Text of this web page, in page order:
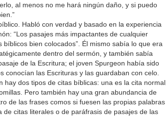
al menos no me hará ningún daño, y si puedo
Habló con verdad y basado en la experiencia
“Los pasajes más impactantes de cualquier
bien colocados”. Él mismo sabía lo que era
dentro del sermón, y también sabía
de la Escritura; el joven Spurgeon había sido
conocían las Escrituras y las guardaban con celo.
hay dos tipos de citas bíblicas: una es la cita normal,
Pero también hay una gran abundancia de
de las frases comos si fuesen las propias palabras
de citas literales o de paráfrasis de pasajes de las